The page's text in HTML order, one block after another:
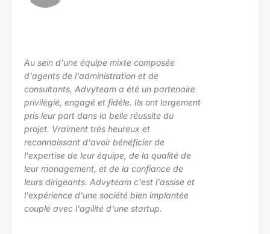
mixte composée
et de
a été un partenaire
fidèle. Ils ont largement
la belle réussite du
heureux et
bénéficier de
équipe, de la qualité de
et de la confiance de
c'est l'assise et
société bien implantée
d'une startup.